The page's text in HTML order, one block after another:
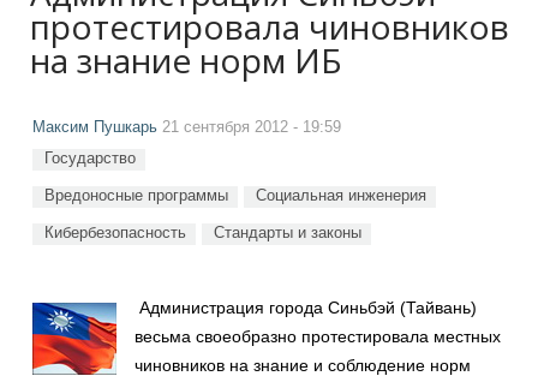
протестировала чиновников
на знание норм ИБ
Максим Пушкарь 21 сентября 2012 - 19:59
Государство
Вредоносные программы Социальная инженерия
Кибербезопасность Стандарты и законы
Администрация города Синьбэй (Тайвань)
весьма своеобразно протестировала местных
чиновников на знание и соблюдение норм